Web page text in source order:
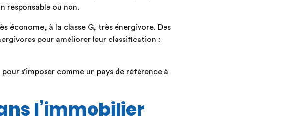
responsable ou non.
économe, à la classe G, très énergivore. Des
pour améliorer leur classification :
s’imposer comme un pays de référence à
l’immobilier